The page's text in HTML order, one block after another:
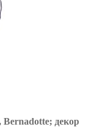
декор